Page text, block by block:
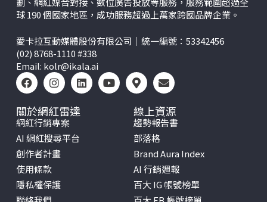
球 190 個國家地區，成功服務超過上萬家跨國品牌企業。
愛卡拉互動媒體股份有限公司｜統一編號：53342456
(02) 8768-1110 #338
Email: kolr@ikala.ai
關於網紅雷達
網紅行銷專案
AI 網紅搜尋平台
創作者計畫
使用條款
隱私權保護
線上資源
趨勢報告書
部落格
Brand Aura Index
AI 行銷週報
百大 IG 帳號榜單